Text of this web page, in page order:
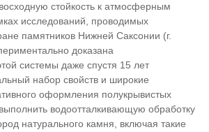
стойкость к атмосферным
исследований, проводимых
памятников Нижней Саксонии (г.
доказана
системы даже спустя 15 лет
набор свойств и широкие
оформления полукрывистых
водоотталкивающую обработку
натурального камня, включая такие